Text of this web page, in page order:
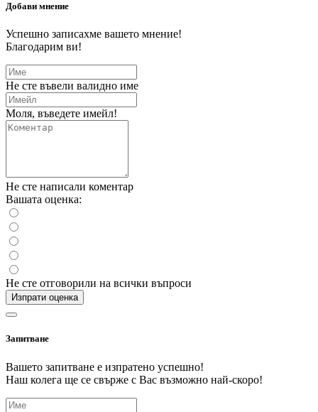
Добави мнение
Успешно записахме вашето мнение!
Благодарим ви!
Не сте въвели валидно име
Моля, въведете имейл!
Не сте написали коментар
Вашата оценка:
Не сте отговорили на всички въпроси
Изпрати оценка
Запитване
Вашето запитване е изпратено успешно!
Наш колега ще се свърже с Вас възможно най-скоро!